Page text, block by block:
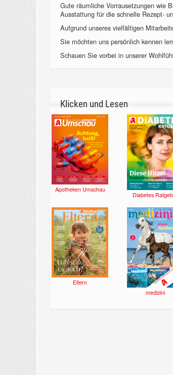
Gute räumliche Vorrausetzungen wie
Ausstattung für die schnelle Rezept-
Aufgrund unseres vielfältigen
Sie möchten uns persönlich kennen
Schauen Sie vorbei in unserer
Klicken und Lesen
Apotheken Umschau
Diabetes
Eltern
medizini